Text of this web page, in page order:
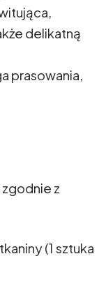
delikatną
prasowania,
z
(1 sztuka